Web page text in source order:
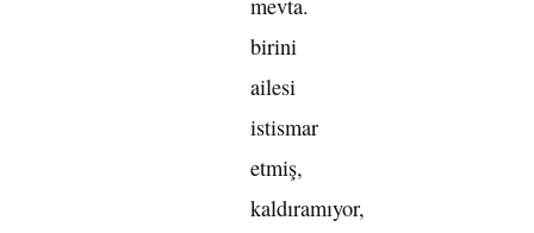
mevta.
birini
ailesi
istismar
etmiş,
kaldıramıyor,